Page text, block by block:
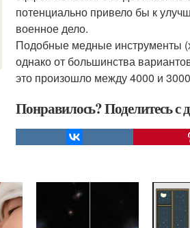
потенциально привело бы к
военное дело.
Подобные медные инструменты
однако от большинства
это произошло между 4000 и
Понравилось? Поделитесь с